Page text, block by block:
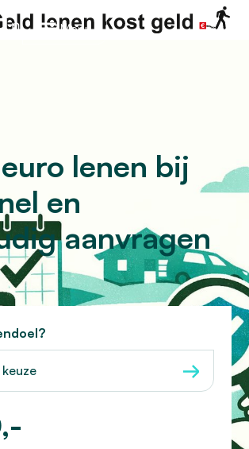
Menu
lenen bij
en
aanvragen
lenen?